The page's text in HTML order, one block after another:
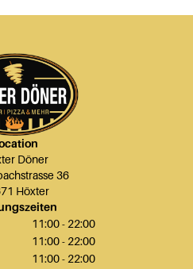
Döner
36
Höxter
11:00 - 22:00
11:00 - 22:00
11:00 - 22:00